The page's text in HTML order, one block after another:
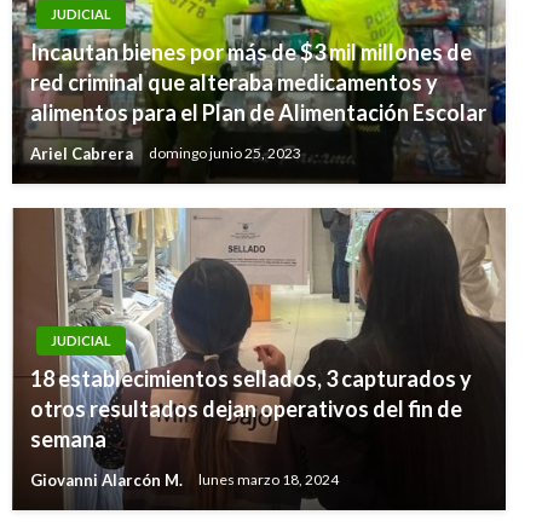
JUDICIAL
Incautan bienes por más de $3 mil millones de
red criminal que alteraba medicamentos y
alimentos para el Plan de Alimentación Escolar
Ariel Cabrera domingo junio 25, 2023
JUDICIAL
18 establecimientos sellados, 3 capturados y
otros resultados dejan operativos del fin de
semana
Giovanni Alarcón M. lunes marzo 18, 2024